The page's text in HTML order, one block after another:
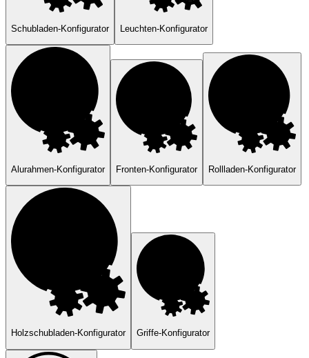
Schubladen-Konfigurator Leuchten-Konfigurator
Alurahmen-Konfigurator Fronten-Konfigurator Rollladen-Konfigurator
Holzschubladen-Konfigurator Griffe-Konfigurator